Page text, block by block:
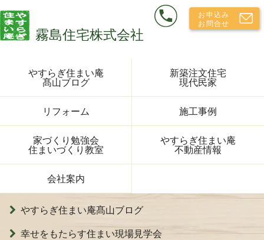
やすらぎ住まい庵
髙山ブログ
新築注文住宅
現代民家
リフォーム 施工事例
家づくり勉強会
住まいづくり教室
やすらぎ住まい庵
不動産情報
会社案内
やすらぎ住まい庵髙山ブログ
幸せをもたらす住まい現場見学会